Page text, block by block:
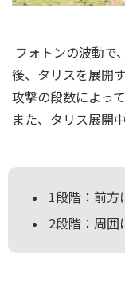
フォトンの波動で
後、タリスを展開す
攻撃の段数によっ
また、タリス展開
1段階：前方
2段階：周囲